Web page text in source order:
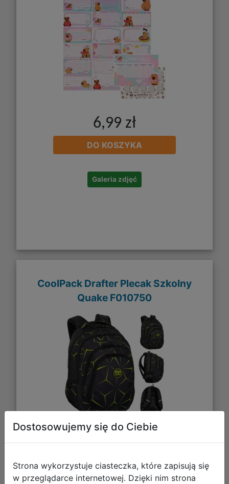
6,99 zł
DO KOSZYKA
Galeria zdjęć
CoolPack Drafter Plecak Szkolny
Quake F010750
136,99 zł
DO KOSZYKA
Dostosowujemy się do Ciebie
Strona wykorzystuje ciasteczka, które zapisują się
w przeglądarce internetowej. Dzięki nim strona